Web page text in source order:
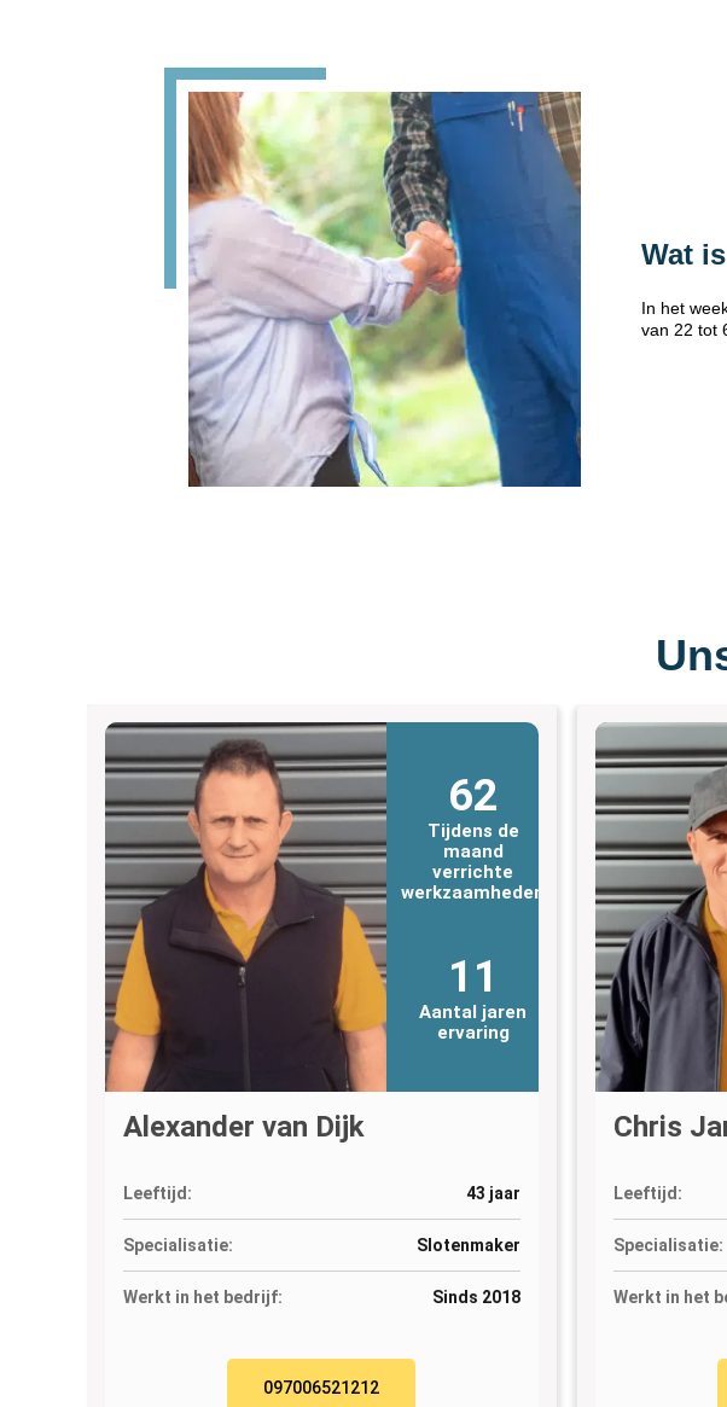
Wat
In het
van 22 tot
62
Tijdens de
maand
verrichte
werkzaamheden
11
Aantal jaren
ervaring
Alexander van Dijk
Leeftijd: 43 jaar
Specialisatie: Slotenmaker
Werkt in het bedrijf: Sinds 2018
097006521212
Chris
Leeftijd:
Specialisatie:
Werkt in het